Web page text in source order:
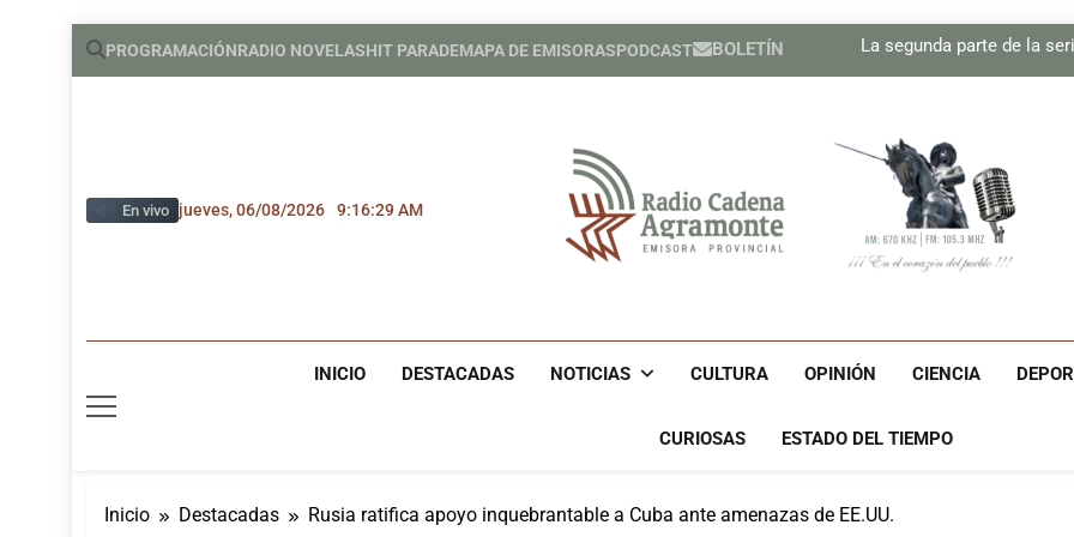
Saltar
PROGRAMACIÓNRADIO NOVELASHIT PARADEMAPA DE EMISORASPODCAST BOLETÍN
La segunda parte de la
Cubano Ronald
La segunda parte de la
Cubano Ronald
Estados Unidos ha
En vivo jueves, 06/08/2026 9:16:30 AM
Radio Cadena
INICIO DESTACADAS NOTICIAS CULTURA OPINIÓN CIENCIA
CURIOSAS ESTADO DEL TIEMPO
Inicio Destacadas Rusia ratifica apoyo inquebrantable a Cuba ante amenazas de EE.UU.